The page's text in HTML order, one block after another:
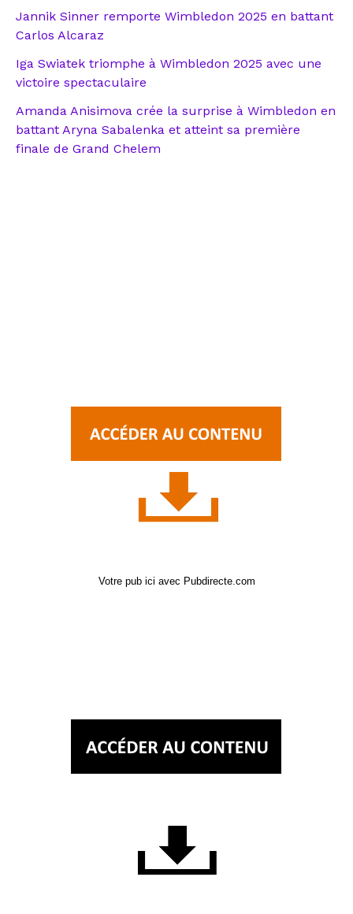
Jannik Sinner remporte Wimbledon 2025 en battant
Carlos Alcaraz
Iga Swiatek triomphe à Wimbledon 2025 avec une
victoire spectaculaire
Amanda Anisimova crée la surprise à Wimbledon en
battant Aryna Sabalenka et atteint sa première
finale de Grand Chelem
Votre pub ici avec Pubdirecte.com